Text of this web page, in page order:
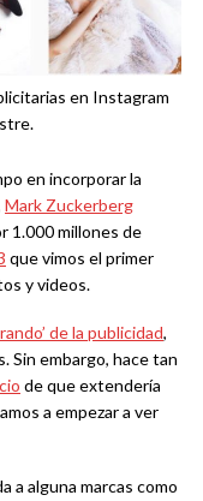
en Instagram
en incorporar la
Mark Zuckerberg
1.000 millones de
que vimos el primer
y videos.
de la publicidad,
Sin embargo, hace tan
de que extendería
a empezar a ver
a alguna marcas como